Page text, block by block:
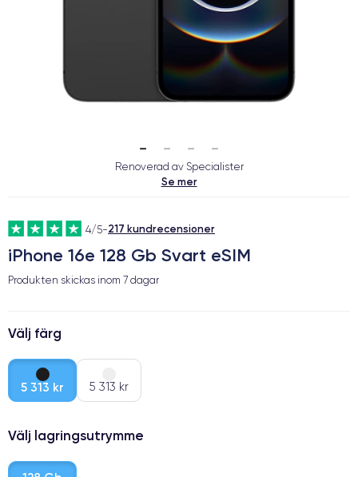
Renoverad av Specialister
Se mer
4/5-217 kundrecensioner
iPhone 16e 128 Gb Svart eSIM
Produkten skickas inom 7 dagar
Välj färg
5 313 kr 5 313 kr
Välj lagringsutrymme